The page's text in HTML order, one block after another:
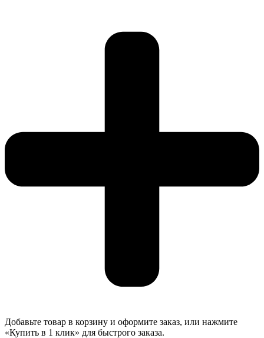
Добавьте товар в корзину и оформите заказ, или нажмите
«Купить в 1 клик» для быстрого заказа.